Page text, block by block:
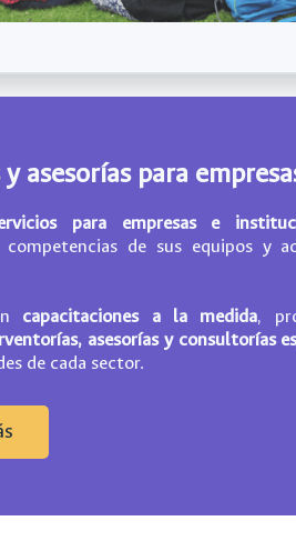
y asesorías para
para empresas e
de sus equipos y
capacitaciones a la medida,
asesorías y consultorías
de cada sector.